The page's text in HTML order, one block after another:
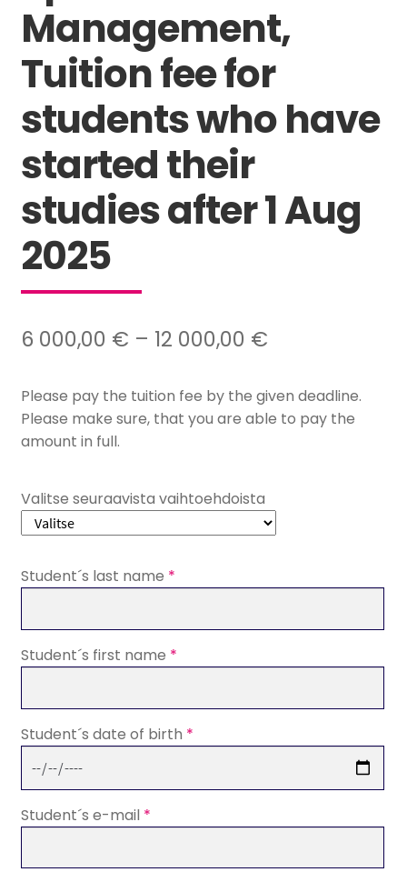
Management,
Tuition fee for
students who have
started their
studies after 1 Aug
2025
6 000,00 € – 12 000,00 €Hintaluokka:
000,00 €
Please pay the tuition fee by the given deadline.
Please make sure, that you are able to pay the
amount in full.
Valitse seuraavista vaihtoehdoista
Student´s last name *
Student´s first name *
Student´s date of birth *
Student´s e-mail *